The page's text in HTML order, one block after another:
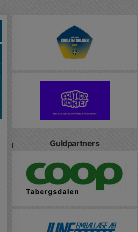
Guldpartners